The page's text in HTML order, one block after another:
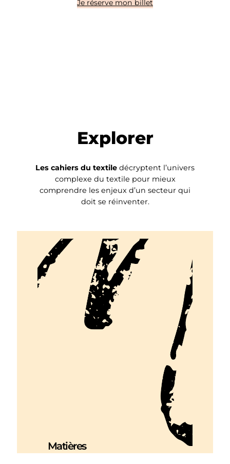
Je réserve mon billet
Explorer
Les cahiers du textile décryptent l’univers
complexe du textile pour mieux
comprendre les enjeux d’un secteur qui
doit se réinventer.
Matières